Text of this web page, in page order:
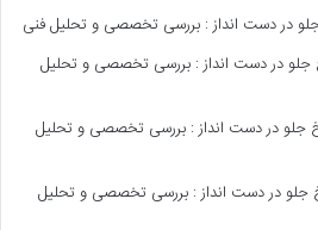
در دست انداز : بررسی تخصصی و تحلیل فنی
در دست انداز : بررسی تخصصی و تحلیل
در دست انداز : بررسی تخصصی و تحلیل
در دست انداز : بررسی تخصصی و تحلیل